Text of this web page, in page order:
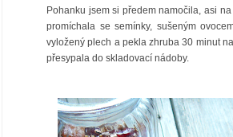
Pohanku jsem si předem namočila, asi
promíchala se semínky, sušeným
vyložený plech a pekla zhruba 30 minut
přesypala do skladovací nádoby.